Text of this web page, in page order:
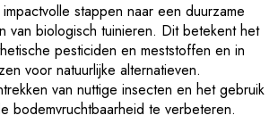
stappen naar een duurzame
van biologisch tuinieren. Dit betekent het
pesticiden en meststoffen en in
voor natuurlijke alternatieven.
van nuttige insecten en het gebruik
bodemvruchtbaarheid te verbeteren.